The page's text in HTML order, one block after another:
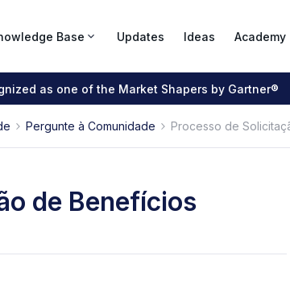
Base Updates Ideas Academy
as one of the Market Shapers by Gartner®
Pergunte à Comunidade Processo de
de Benefícios